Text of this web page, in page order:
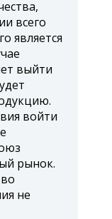
всего
является
выйти
войти
рынок.
не